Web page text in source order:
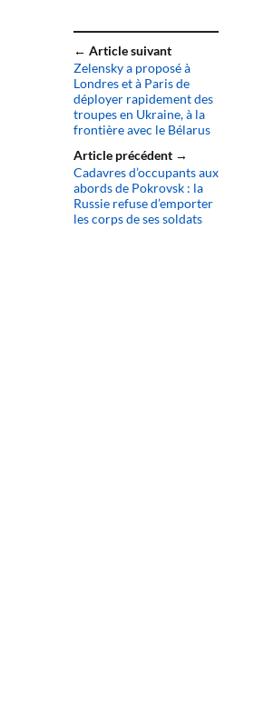
← Article suivant
Zelensky a proposé à
Londres et à Paris de
déployer rapidement des
troupes en Ukraine, à la
frontière avec le Bélarus
Article précédent →
Cadavres d’occupants aux
abords de Pokrovsk : la
Russie refuse d’emporter
les corps de ses soldats